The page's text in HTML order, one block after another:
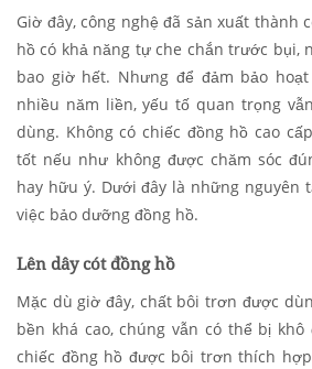
Giờ đây, công nghệ đã sản xuất thành
hồ có khả năng tự che chắn trước bụi,
bao giờ hết. Nhưng để đảm bảo
nhiều năm liền, yếu tố quan trọng
dùng. Không có chiếc đồng hồ cao
tốt nếu như không được chăm sóc
hay hữu ý. Dưới đây là những nguyên
việc bảo dưỡng đồng hồ.
Lên dây cót đồng hồ
Mặc dù giờ đây, chất bôi trơn được
bền khá cao, chúng vẫn có thể bị
chiếc đồng hồ được bôi trơn thích